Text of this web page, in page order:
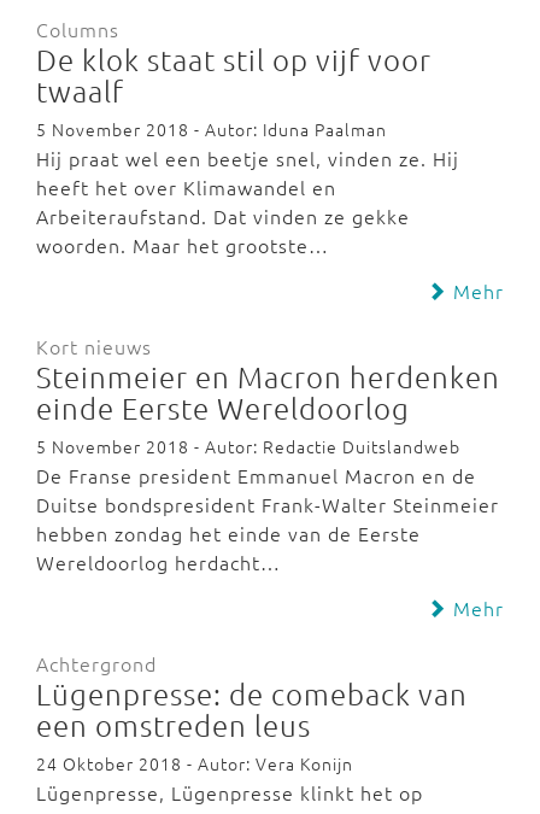
Columns
De klok staat stil op vijf voor
twaalf
5 November 2018 - Autor: Iduna Paalman
Hij praat wel een beetje snel, vinden ze. Hij
heeft het over Klimawandel en
Arbeiteraufstand. Dat vinden ze gekke
woorden. Maar het grootste…
Mehr
Kort nieuws
Steinmeier en Macron herdenken
einde Eerste Wereldoorlog
5 November 2018 - Autor: Redactie Duitslandweb
De Franse president Emmanuel Macron en de
Duitse bondspresident Frank-Walter Steinmeier
hebben zondag het einde van de Eerste
Wereldoorlog herdacht…
Mehr
Achtergrond
Lügenpresse: de comeback van
een omstreden leus
24 Oktober 2018 - Autor: Vera Konijn
Lügenpresse, Lügenpresse klinkt het op